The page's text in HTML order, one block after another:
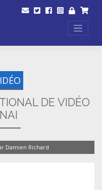
DE VIDÉO
Damien Richard